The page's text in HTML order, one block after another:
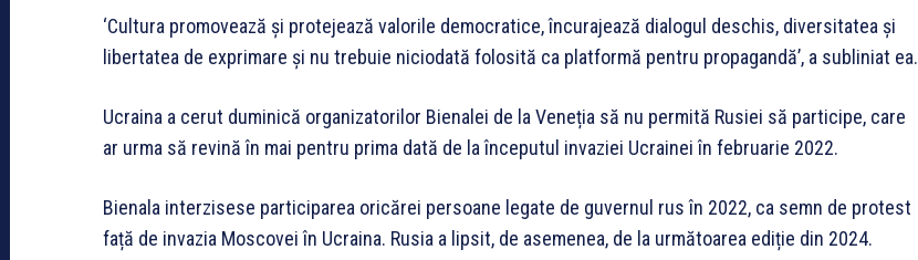
‘Cultura promovează și protejează valorile democratice, încurajează dialogul deschis, diversitatea și
libertatea de exprimare și nu trebuie niciodată folosită ca platformă pentru propagandă’, a subliniat ea.
Ucraina a cerut duminică organizatorilor Bienalei de la Veneția să nu permită Rusiei să participe, care
ar urma să revină în mai pentru prima dată de la începutul invaziei Ucrainei în februarie 2022.
Bienala interzisese participarea oricărei persoane legate de guvernul rus în 2022, ca semn de protest
față de invazia Moscovei în Ucraina. Rusia a lipsit, de asemenea, de la următoarea ediție din 2024.